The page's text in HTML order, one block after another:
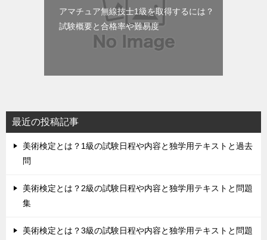
アマチュア無線技士1級を取得するには？
試験概要と合格率や難易度
最近の投稿記事
美術検定とは？1級の試験日程や内容と独学用テキストと過去
問
美術検定とは？2級の試験日程や内容と独学用テキストと問題
集
美術検定とは？3級の試験日程や内容と独学用テキストと問題